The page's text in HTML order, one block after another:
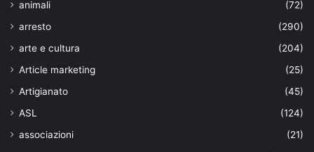
animali
(72)
arresto
(290)
arte e cultura
(204)
Article marketing
(25)
Artigianato
(45)
ASL
(124)
associazioni
(21)